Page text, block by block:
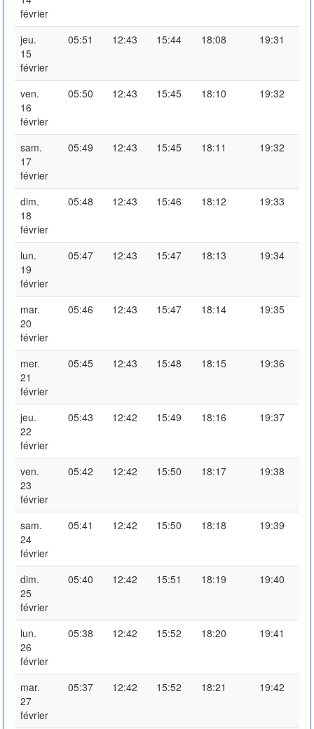
février
jeu.
15
février
05:51 12:43 15:44 18:08 19:31
ven.
16
février
05:50 12:43 15:45 18:10 19:32
sam.
17
février
05:49 12:43 15:45 18:11 19:32
dim.
18
février
05:48 12:43 15:46 18:12 19:33
lun.
19
février
05:47 12:43 15:47 18:13 19:34
mar.
20
février
05:46 12:43 15:47 18:14 19:35
mer.
21
février
05:45 12:43 15:48 18:15 19:36
jeu.
22
février
05:43 12:42 15:49 18:16 19:37
ven.
23
février
05:42 12:42 15:50 18:17 19:38
sam.
24
février
05:41 12:42 15:50 18:18 19:39
dim.
25
février
05:40 12:42 15:51 18:19 19:40
lun.
26
février
05:38 12:42 15:52 18:20 19:41
mar.
27
février
05:37 12:42 15:52 18:21 19:42